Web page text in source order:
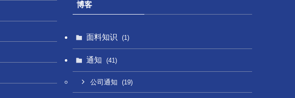
博客
面料知识 (1)
通知 (41)
公司通知 (19)